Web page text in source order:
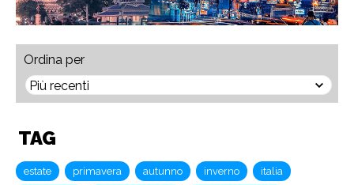
Ordina per
TAG
estate primavera autunno inverno
italia